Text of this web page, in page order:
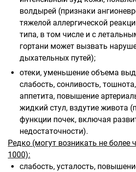
волдырей (признаки
тяжелой аллергической
типа, в том числе и с
гортани может вызвать
дыхательных путей);
отеки, уменьшение объема
слабость, сонливость,
аппетита, повышение
жидкий стул, вздутие живота
функции почек, включая
недостаточности).
Редко (могут возникать не более
1000):
слабость, усталость,